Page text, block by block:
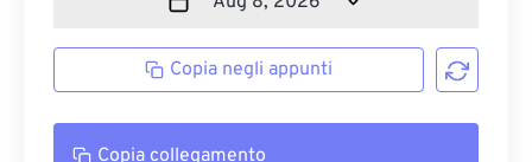
Copia negli appunti
Copia collegamento